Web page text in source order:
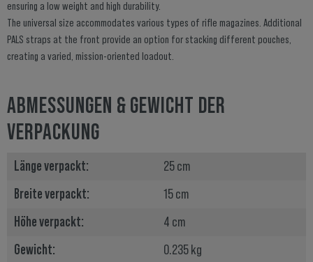
ensuring a low weight and high durability.
The universal size accommodates various types of rifle magazines. Additional
PALS straps at the front provide an option for stacking different pouches,
creating a varied, mission-oriented loadout.
ABMESSUNGEN & GEWICHT DER
VERPACKUNG
Länge verpackt:
25 cm
Breite verpackt:
15 cm
Höhe verpackt:
4 cm
Gewicht:
0.235 kg